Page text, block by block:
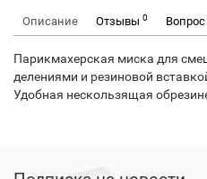
Описание Отзывы 0 Вопрос
Парикмахерская миска для
делениями и резиновой
Удобная нескользящая